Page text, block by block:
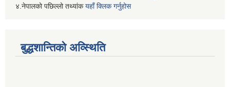
४.नेपालको पछिल्लो तथ्यांकयहाँ क्लिक गर्नुहोस
बुद्धशान्तिको अव्स्थिति